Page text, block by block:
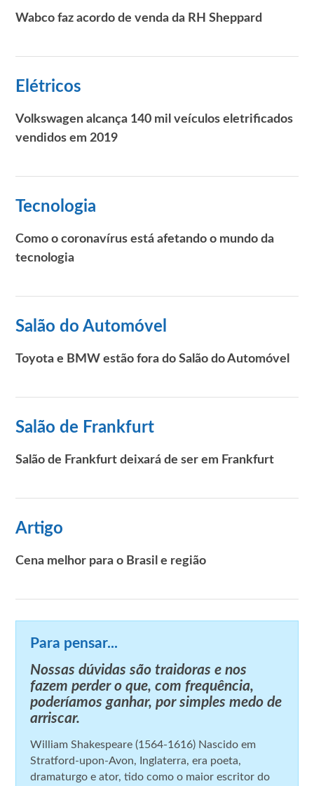
Wabco faz acordo de venda da RH Sheppard
Elétricos
Volkswagen alcança 140 mil veículos eletrificados
vendidos em 2019
Tecnologia
Como o coronavírus está afetando o mundo da
tecnologia
Salão do Automóvel
Toyota e BMW estão fora do Salão do Automóvel
Salão de Frankfurt
Salão de Frankfurt deixará de ser em Frankfurt
Artigo
Cena melhor para o Brasil e região
Para pensar...
Nossas dúvidas são traidoras e nos
fazem perder o que, com frequência,
poderíamos ganhar, por simples medo de
arriscar.
William Shakespeare (1564-1616) Nascido em
Stratford-upon-Avon, Inglaterra, era poeta,
dramaturgo e ator, tido como o maior escritor do